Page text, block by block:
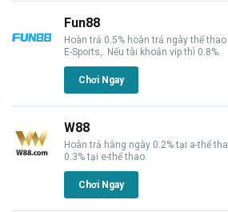
Fun88
Hoàn trả 0.5% hoàn trả ngày thể
E-Sports,. Nếu tài khoản vip thì 0.8%.
Chơi Ngay
W88
Hoàn trả hàng ngày 0.2% tại a-thể
0.3% tại e-thể thao.
Chơi Ngay